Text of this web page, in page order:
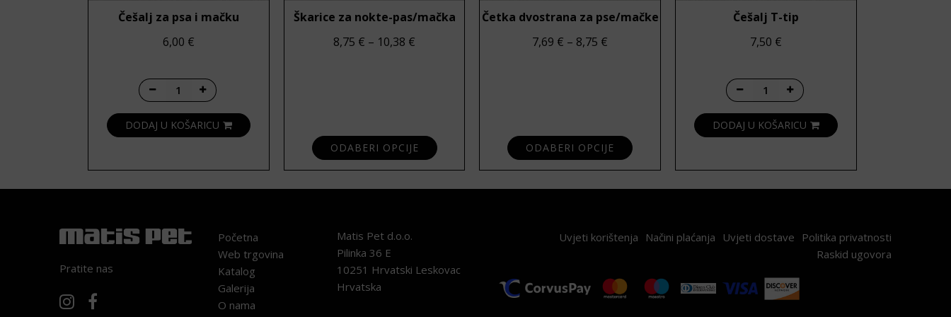
Češalj za psa i mačku
6,00 €
Češalj za psa i mačku količina
DODAJ U KOŠARICU
Škarice za nokte-pas/mačka
8,75 € – 10,38 € Raspon cijena: od 8,75 € do 10,38 €
ODABERI OPCIJE
Četka dvostrana za pse/mačke
7,69 € – 8,75 € Raspon cijena: od 7,69 € do 8,75 €
ODABERI OPCIJE
Češalj T-tip
7,50 €
Češalj T-tip količina
DODAJ U KOŠARICU
Pratite nas
Početna
Web trgovina
Katalog
Galerija
O nama
Matis Pet d.o.o.
Pilinka 36 E
10251 Hrvatski Leskovac
Hrvatska
Uvjeti korištenja Načini plaćanja Uvjeti dostave
Politika privatnosti
Raskid ugovora